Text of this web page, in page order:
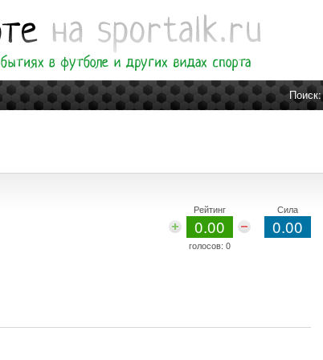
Поиск:
Сила
0.00
Рейтинг
0.00
голосов:0